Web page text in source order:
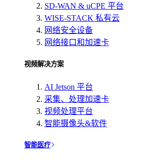
SD-WAN & uCPE 平台
WISE-STACK 私有云
网络安全设备
网络接口和加速卡
视频解决方案
AI Jetson 平台
采集、处理加速卡
视频处理平台
智能摄像头&软件
智能医疗